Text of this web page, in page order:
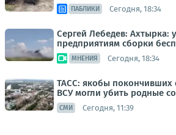
ПАБЛИКИ Сегодня, 18:34
Сергей Лебедев: Ахтырка:
предприятиям сборки
МНЕНИЯ Сегодня, 18:34
ТАСС: якобы покончивших
ВСУ могли убить родные
СМИ Сегодня, 11:39